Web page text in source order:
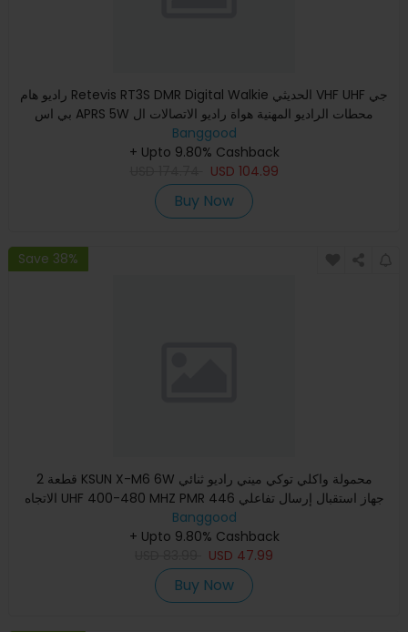
راديو هام Retevis RT3S DMR Digital Walkie الحديثي VHF UHF جي
بي اس APRS 5W محطات الراديو المهنية هواة راديو الاتصالات ال
Banggood
+ Upto 9.80% Cashback
USD 104.99
Buy Now
Save 38%
2 قطعة KSUN X-M6 6W محمولة واكلي توكي ميني راديو ثنائي
الاتجاه UHF 400-480 MHZ PMR 446 جهاز استقبال إرسال تفاعلي
مع هوائ
Banggood
+ Upto 9.80% Cashback
USD 47.99
Buy Now